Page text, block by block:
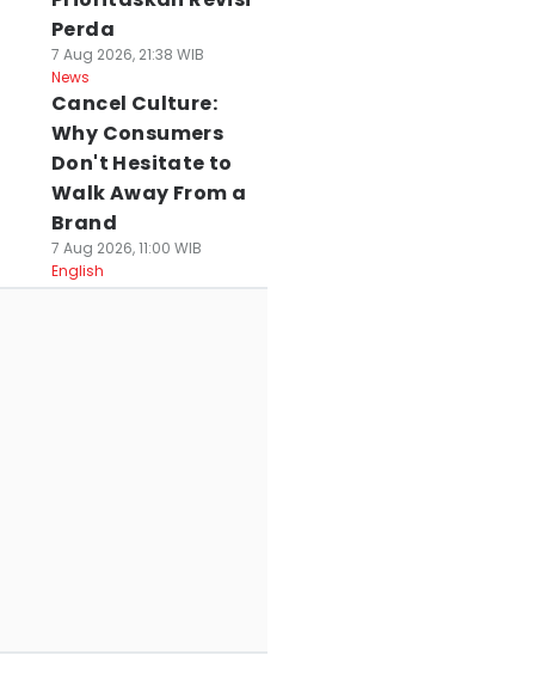
Perda
7 Aug 2026, 21:38 WIB
News
Cancel Culture:
Why Consumers
Don't Hesitate to
Walk Away From a
Brand
7 Aug 2026, 11:00 WIB
English